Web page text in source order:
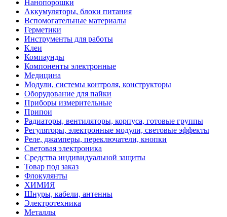
Нанопорошки
Аккумуляторы, блоки питания
Вспомогательные материалы
Герметики
Инструменты для работы
Клеи
Компаунды
Компоненты электронные
Медицина
Модули, системы контроля, конструкторы
Оборудование для пайки
Приборы измерительные
Припои
Радиаторы, вентиляторы, корпуса, готовые группы
Регуляторы, электронные модули, световые эффекты
Реле, джамперы, переключатели, кнопки
Световая электроника
Средства индивидуальной защиты
Товар под заказ
Флокулянты
ХИМИЯ
Шнуры, кабели, антенны
Электротехника
Металлы